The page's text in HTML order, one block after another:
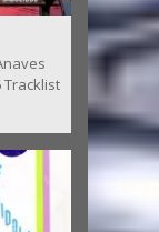
Tracklist